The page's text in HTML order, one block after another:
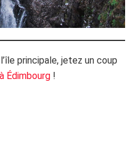
principale, jetez un coup
Édimbourg !